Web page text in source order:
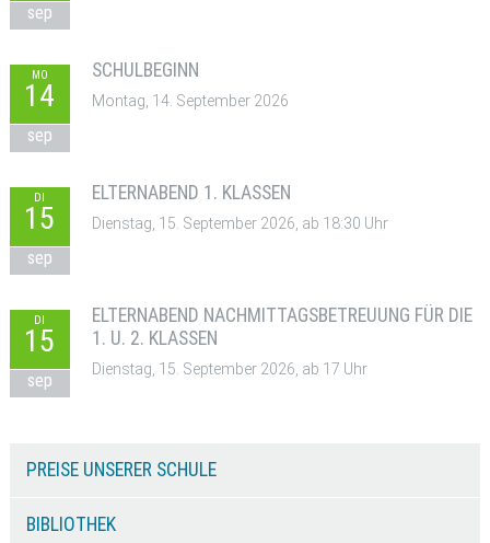
sep
MO
14
sep
SCHULBEGINN
Montag, 14. September 2026
DI
15
sep
ELTERNABEND 1. KLASSEN
Dienstag, 15. September 2026, ab 18:30 Uhr
DI
15
sep
ELTERNABEND NACHMITTAGSBETREUUNG FÜR DIE
1. U. 2. KLASSEN
Dienstag, 15. September 2026, ab 17 Uhr
PREISE UNSERER SCHULE
BIBLIOTHEK